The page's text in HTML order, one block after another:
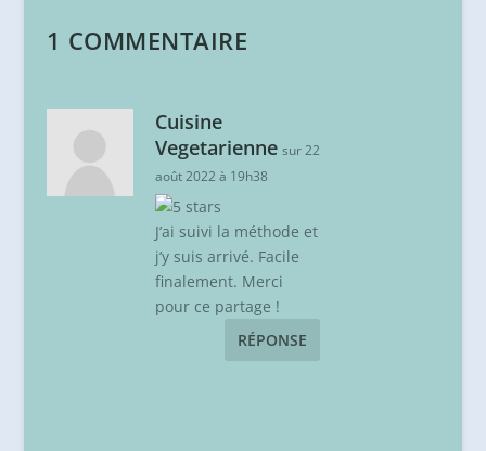
1 COMMENTAIRE
Cuisine
Vegetarienne sur 22
août 2022 à 19h38
J’ai suivi la méthode et
j’y suis arrivé. Facile
finalement. Merci
pour ce partage !
RÉPONSE